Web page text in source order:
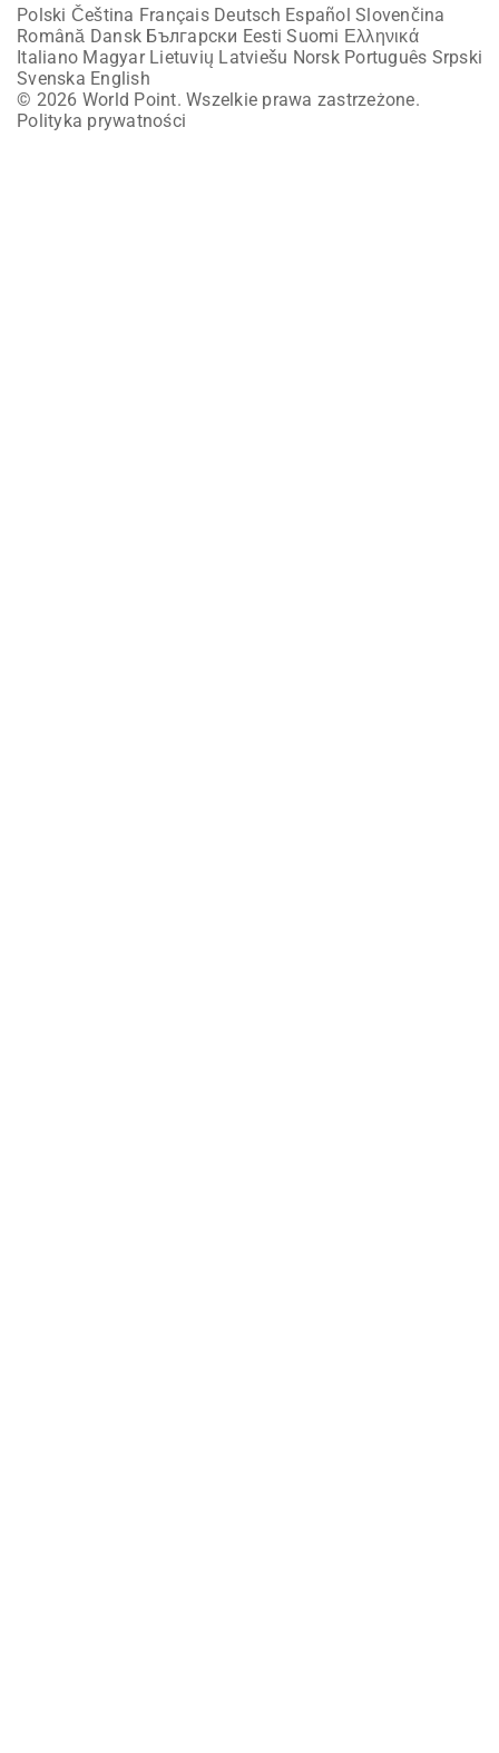
Polski Čeština Français Deutsch Español Slovenčina
Română Dansk Български Eesti Suomi Ελληνικά
Italiano Magyar Lietuvių Latviešu Norsk Português Srpski
Svenska English
© 2026 World Point. Wszelkie prawa zastrzeżone.
Polityka prywatności